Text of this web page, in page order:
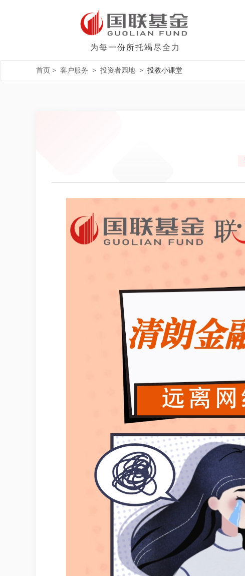
为每一份所托竭尽全力
首页 > 客户服务 > 投资者园地 > 投教小课堂